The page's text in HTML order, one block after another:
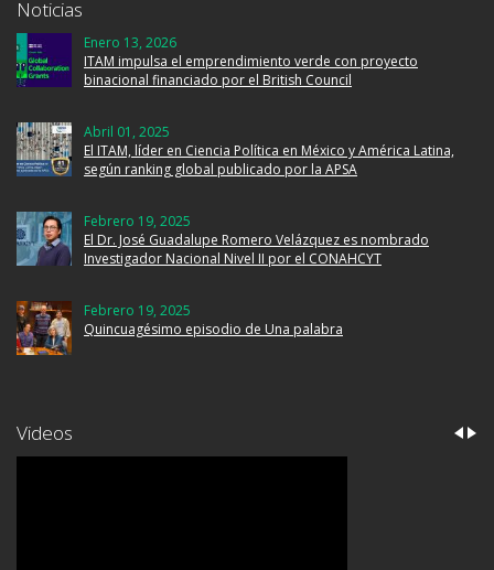
Noticias
Enero 13, 2026
ITAM impulsa el emprendimiento verde con proyecto
binacional financiado por el British Council
Abril 01, 2025
El ITAM, líder en Ciencia Política en México y América Latina,
según ranking global publicado por la APSA
Febrero 19, 2025
El Dr. José Guadalupe Romero Velázquez es nombrado
Investigador Nacional Nivel II por el CONAHCYT
Febrero 19, 2025
Quincuagésimo episodio de Una palabra
Videos